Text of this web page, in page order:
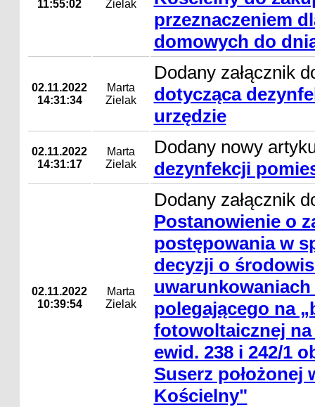
11:55:02
Zielak
przeznaczeniem
domowych do
02.11.2022
14:31:34
Marta
Zielak
Dodany załącznik
dotycząca
urzędzie
02.11.2022
14:31:17
Marta
Zielak
Dodany nowy
dezynfekcji
02.11.2022
10:39:54
Marta
Zielak
Dodany załącznik
Postanowienie o
postępowania w
decyzji o
polegającego na
fotowoltaicznej na
ewid. 238 i 242/1
Suserz położonej
Kościelny"